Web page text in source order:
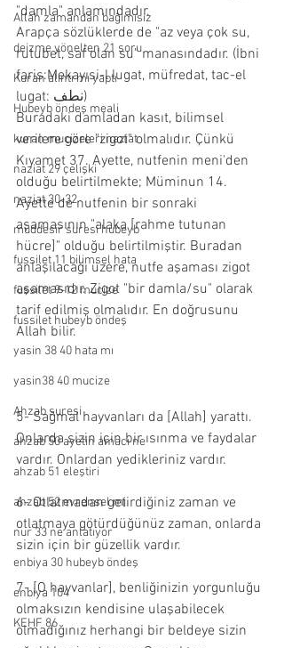
Allah zamandan bağımısız
deizme yönelten 21 soru
Kuran alıntı mı yaptı
Hubeyb öndeş meali
kuran mucizeleri naziat
naziat 29 çelişki
naziat 30-32
müddesir suresi hubeyb
fussilet 11 bilimsel hata
fussilet 9-12 mucize
fussilet hubeyb öndeş
yasin 38 40 hata mı
yasin38 40 mucize
Ahzab suresi
ahzab 50 ayetin amacı ne
ahzab 51 eleştiri
ahzab 52 evrensel mi
nur 33 ne anlatıyor
enbiya 30 hubeyb öndeş
enbiya 104
KEHF 86
"damla" anlamındadır.
Arapça sözlüklerde de "az veya çok su,
rutubet, saf olan su" manasındadır. (İbni
faris:Mekayısi-l lugat, müfredat, tac-el
lugat: نطف)
Buradaki damladan kasıt, bilimsel
verilere göre "zigot" olmalıdır. Çünkü
Kıyamet 37. Ayette, nutfenin meni'den
olduğu belirtilmekte; Müminun 14.
Ayette de nutfenin bir sonraki
aşamasının "alaka [rahme tutunan
hücre]" olduğu belirtilmiştir. Buradan
anlaşılacağı üzere, nutfe aşaması zigot
aşamasıdır. Zigot "bir damla/su" olarak
tarif edilmiş olmalıdır. En doğrusunu
Allah bilir.
5- Sağmal hayvanları da [Allah] yarattı.
Onlarda sizin için bir ısınma ve faydalar
vardır. Onlardan yedikleriniz vardır.
6- Otlatmadan getirdiğiniz zaman ve
otlatmaya götürdüğünüz zaman, onlarda
sizin için bir güzellik vardır.
7- [O hayvanlar], benliğinizin yorgunluğu
olmaksızın kendisine ulaşabilecek
olmadığınız herhangi bir beldeye sizin